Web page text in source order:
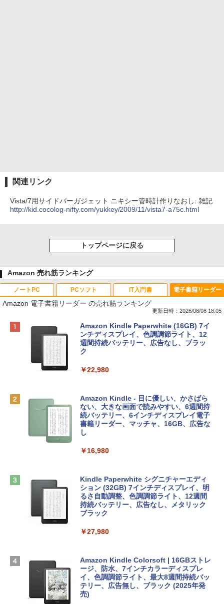
関連リンク
Vista/7用サイドバーガジェット ニキシー管時計作りなおし: 雑記
http://kid.cocolog-nifty.com/yukkey/2009/11/vista7-a75c.html
トップページに戻る
Amazon 売れ筋ランキング
ノートPC
Apple 2026 MacBook Neo A18 Proチッ
プ搭載13インチノートブック：AIとAppl
e Intelligenceのために設計、Liquid Ret
inaディスプレイ、8GBユニファイドメモ
eTime HDカメラ、Touch ID - シルバー
tomtoc 360°保護 15.6 16インチ パソコ
ンケース Dell NEC Lavie ASUS HP dyna
book Lenovo対応
￥2,952
Apple 2026 MacBook Air M5チップ搭載
13インチノートブック：AIとApple Intell
igence、13.6インチLiquid Retinaディ
スプレイ、16GBユニファイドメモリ、1
TB SSDストレージ、12MPセンターフレ
D - ミッドナイト
【Amazon.co.jp限定】 HP ノートパソコ
ン 15-fd 15.6インチ 16GBメモリ 512GB
SSD インテル Core 5
PCソフト
Robloxギフトカード - 800 Robux 【限
定バーチャルアイテムを含む】 【オンラ
インゲームコード】 ロブロックス | オン
ラインコード版
￥1,300
Robloxギフトカード - 1000 Robux 【限
定バーチャルアイテムを含む】 【オンラ
インゲームコード】 ロブロックス |オン
ラインコード版
4(最新 永続版)|オンラインコード版|Wind
ows11、10/mac対応|PC2台
￥39,582
Robloxギフトカード - 2,000 Robux 【限
ラインコード版
￥3,200
IT入門書
生成AIパスポート公式テキスト 第４版
￥1,766
出す プロンプトの言葉 AI画像生成シリー
ズ (はぴーイラストLabo)
￥480
ClaudeCode いちばんやさしい 教科書:
にもKindle出版にも！ 非エンジニアのた
めのAIコーディング入門シリーズ
￥99
1冊ですべて身につくHTML & CSSとWe
￥1,292
FM TOWNS ハイパー・カタログ: 本体ハ
電子書籍リーダー
Amazon 電子書籍リーダー の売れ筋ランキング
更新日時：2026/08/08 18:05
Amazon Kindle Paperwhite (16GB) 7イ
ンチディスプレイ、色調調節ライト、12
週間持続バッテリー、広告なし、ブラッ
ク
￥22,980
Amazon Kindle - 目に優しい、かさばら
ない、大きな画面で読みやすい、6週間持
続バッテリー、6インチディスプレイ電子
書籍リーダー、マッチャ、16GB、広告な
し
￥16,980
Kindle Paperwhite シグニチャーエディ
ション (32GB) 7インチディスプレイ、明
るさ自動調整、色調調節ライト、12週間
持続バッテリー、広告なし、メタリック
ブラック
￥27,980
Amazon Kindle Colorsoft | 16GBストレ
ージ、防水、7インチカラーディスプレ
イ、色調調節ライト、最大8週間持続バッ
テリー、広告無し、ブラック (2025年発
売)